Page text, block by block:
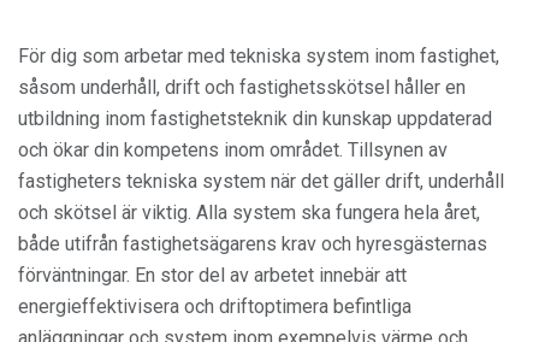
För dig som arbetar med tekniska system inom fastighet,
såsom underhåll, drift och fastighetsskötsel håller en
utbildning inom fastighetsteknik din kunskap uppdaterad
och ökar din kompetens inom området. Tillsynen av
fastigheters tekniska system när det gäller drift, underhåll
och skötsel är viktig. Alla system ska fungera hela året,
både utifrån fastighetsägarens krav och hyresgästernas
förväntningar. En stor del av arbetet innebär att
energieffektivisera och driftoptimera befintliga